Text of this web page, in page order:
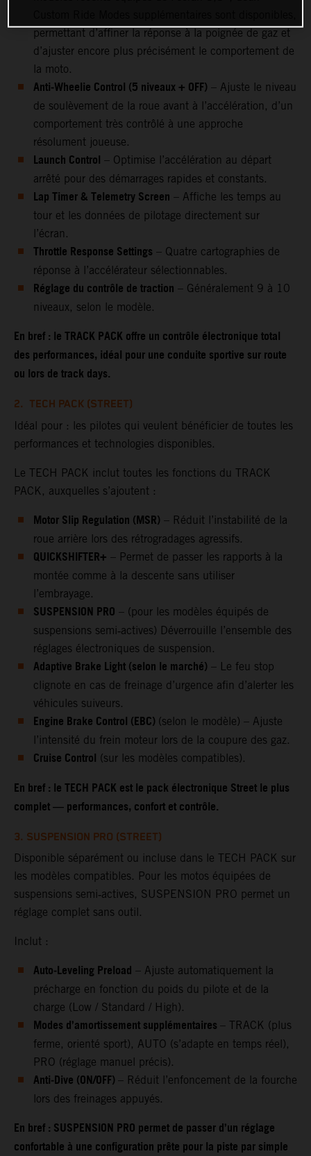
permettant d’affiner la réponse à la poignée de gaz et
d’ajuster encore plus précisément le comportement de
la moto.
Anti‑Wheelie Control (5 niveaux + OFF) – Ajuste le niveau
de soulèvement de la roue avant à l’accélération, d’un
comportement très contrôlé à une approche
résolument joueuse.
Launch Control – Optimise l’accélération au départ
arrêté pour des démarrages rapides et constants.
Lap Timer & Telemetry Screen – Affiche les temps au
tour et les données de pilotage directement sur
l’écran.
Throttle Response Settings – Quatre cartographies de
réponse à l’accélérateur sélectionnables.
Réglage du contrôle de traction – Généralement 9 à 10
niveaux, selon le modèle.
En bref : le TRACK PACK offre un contrôle électronique total
des performances, idéal pour une conduite sportive sur route
ou lors de track days.
2. TECH PACK (STREET)
Idéal pour : les pilotes qui veulent bénéficier de toutes les
performances et technologies disponibles.
Le TECH PACK inclut toutes les fonctions du TRACK
PACK, auxquelles s’ajoutent :
Motor Slip Regulation (MSR) – Réduit l’instabilité de la
roue arrière lors des rétrogradages agressifs.
QUICKSHIFTER+ – Permet de passer les rapports à la
montée comme à la descente sans utiliser
l’embrayage.
SUSPENSION PRO – (pour les modèles équipés de
suspensions semi‑actives) Déverrouille l’ensemble des
réglages électroniques de suspension.
Adaptive Brake Light (selon le marché) – Le feu stop
clignote en cas de freinage d’urgence afin d’alerter les
véhicules suiveurs.
Engine Brake Control (EBC) (selon le modèle) – Ajuste
l’intensité du frein moteur lors de la coupure des gaz.
Cruise Control (sur les modèles compatibles).
En bref : le TECH PACK est le pack électronique Street le plus
complet — performances, confort et contrôle.
3. SUSPENSION PRO (STREET)
Disponible séparément ou incluse dans le TECH PACK sur
les modèles compatibles. Pour les motos équipées de
suspensions semi‑actives, SUSPENSION PRO permet un
réglage complet sans outil.
Inclut :
Auto‑Leveling Preload – Ajuste automatiquement la
précharge en fonction du poids du pilote et de la
charge (Low / Standard / High).
Modes d’amortissement supplémentaires – TRACK (plus
ferme, orienté sport), AUTO (s’adapte en temps réel),
PRO (réglage manuel précis).
Anti‑Dive (ON/OFF) – Réduit l’enfoncement de la fourche
lors des freinages appuyés.
En bref : SUSPENSION PRO permet de passer d’un réglage
confortable à une configuration prête pour la piste par simple